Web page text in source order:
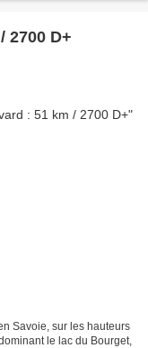
2700 D+
Savoie, sur les hauteurs
le lac du Bourget,